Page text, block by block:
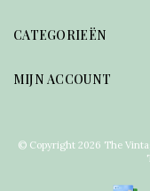
CATEGORIEËN
MIJN ACCOUNT
© Copyright 2026 The